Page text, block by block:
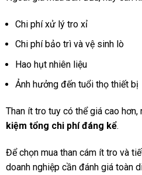
Chi phí xử lý tro xỉ
Chi phí bảo trì và vệ sinh lò
Hao hụt nhiên liệu
Ảnh hưởng đến tuổi thọ thiết bị
Than ít tro tuy có thể giá cao
kiệm tổng chi phí đáng kể.
Để chọn mua than cám ít tro và
doanh nghiệp cần đánh giá toàn